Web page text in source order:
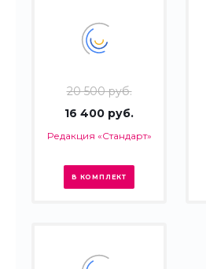
20 500 руб.
16 400 руб.
Редакция «Стандарт»
В КОМПЛЕКТ